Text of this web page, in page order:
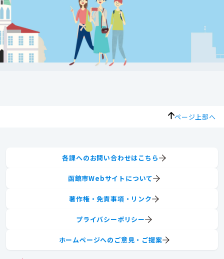
ページ上部へ
各課へのお問い合わせはこちら
函館市Webサイトについて
著作権・免責事項・リンク
プライバシーポリシー
ホームページへのご意見・ご提案